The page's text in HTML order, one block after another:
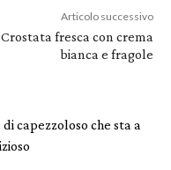
Articolo successivo
Crostata fresca con crema
bianca e fragole
capezzoloso che sta a